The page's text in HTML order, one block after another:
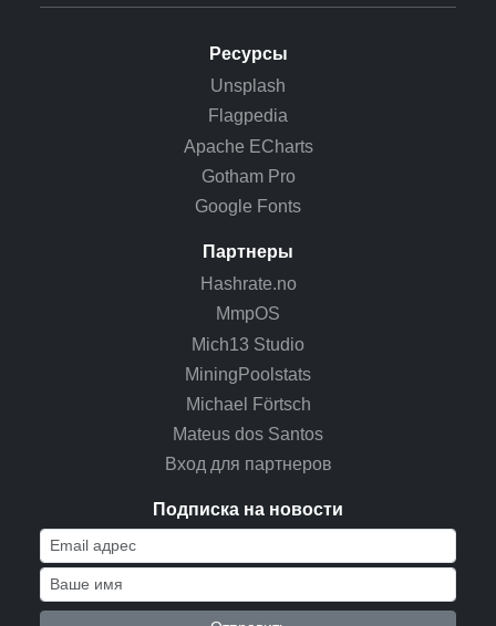
Ресурсы
Unsplash
Flagpedia
Apache ECharts
Gotham Pro
Google Fonts
Партнеры
Hashrate.no
MmpOS
Mich13 Studio
MiningPoolstats
Michael Förtsch
Mateus dos Santos
Вход для партнеров
Подписка на новости